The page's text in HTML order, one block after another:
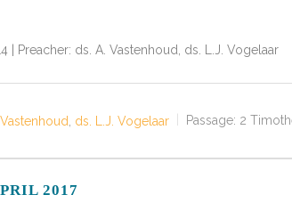
| Preacher: ds. A. Vastenhoud, ds. L.J. Vogelaar
ds. L.J. Vogelaar Passage: 2
2017